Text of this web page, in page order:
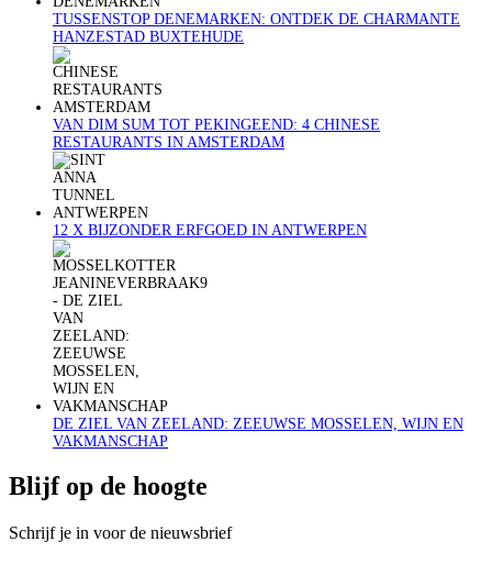
TUSSENSTOP DENEMARKEN: ONTDEK DE CHARMANTE
HANZESTAD BUXTEHUDE
VAN DIM SUM TOT PEKINGEEND: 4 CHINESE
RESTAURANTS IN AMSTERDAM
12 X BIJZONDER ERFGOED IN ANTWERPEN
DE ZIEL VAN ZEELAND: ZEEUWSE MOSSELEN, WIJN EN
VAKMANSCHAP
Blijf op de hoogte
Schrijf je in voor de nieuwsbrief